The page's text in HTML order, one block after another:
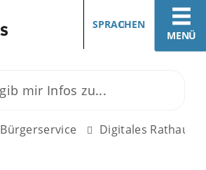
MENÜ
SPRACHEN
Bürgerservice Digitales Rathaus